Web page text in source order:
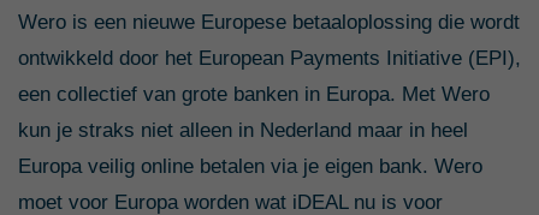
Wero is een nieuwe Europese betaaloplossing die wordt
ontwikkeld door het European Payments Initiative (EPI),
een collectief van grote banken in Europa. Met Wero
kun je straks niet alleen in Nederland maar in heel
Europa veilig online betalen via je eigen bank. Wero
moet voor Europa worden wat iDEAL nu is voor